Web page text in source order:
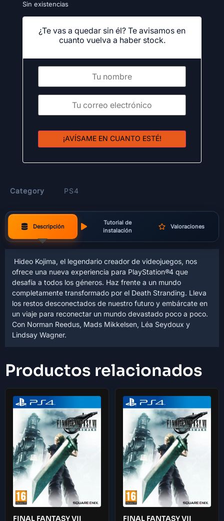
Sin existencias
¿Te vas a quedar sin él? Te avisamos en
cuanto vuelva a haber stock.
¡AVÍSAME EN CUANTO ESTÉ!
Category PS4
Descripción
Tutorial de
instalación
Valoraciones
Hideo Kojima, el legendario creador de videojuegos, nos
ofrece una nueva experiencia para PlayStation®4 que
desafía a todos los géneros. Haz frente a un mundo
completamente transformado por el Death Stranding. Lleva
los restos desconectados de nuestro futuro y embárcate en
un viaje para reconectar un mundo devastado poco a poco.
Con Norman Reedus, Mads Mikkelsen, Léa Seydoux y
Lindsay Wagner.
Productos relacionados
FINAL FANTASY VII
FINAL FANTASY VII